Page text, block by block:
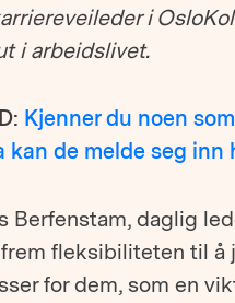
i
i arbeidslivet.
Kjenner du noen
kan de melde seg inn
Berfenstam, daglig
fleksibiliteten til å
for dem, som en